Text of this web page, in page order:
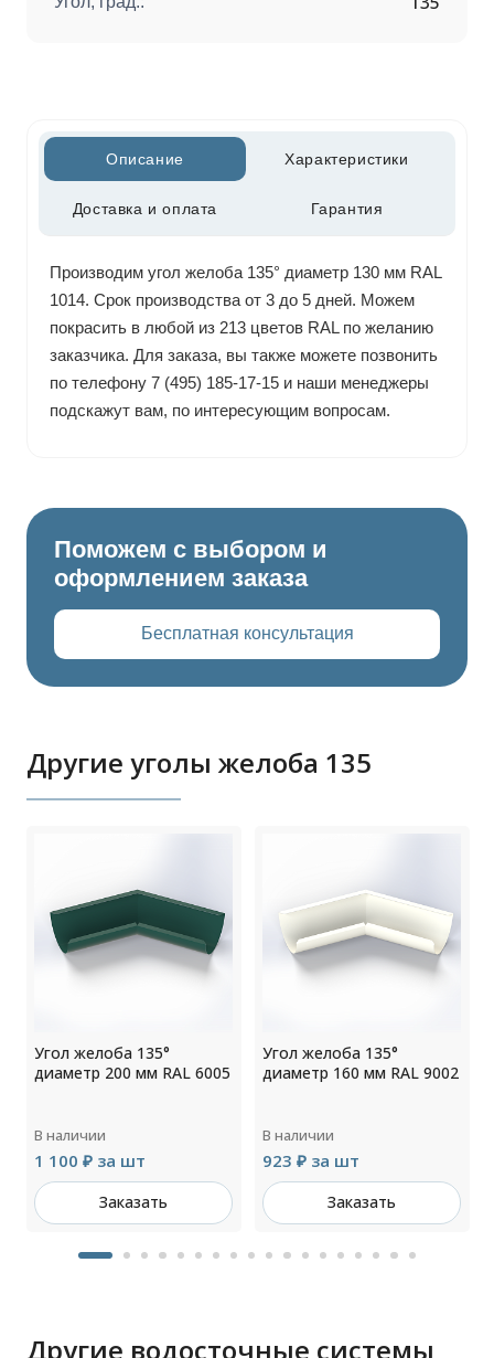
Описание Характеристики
Доставка и оплата Гарантия
Производим угол желоба 135° диаметр 130 мм RAL
1014. Срок производства от 3 до 5 дней. Можем
покрасить в любой из 213 цветов RAL по желанию
заказчика. Для заказа, вы также можете позвонить
по телефону 7 (495) 185-17-15 и наши менеджеры
подскажут вам, по интересующим вопросам.
Поможем с выбором и
оформлением заказа
Бесплатная консультация
Другие уголы желоба 135
Угол желоба 135°
диаметр 200 мм RAL 6005
В наличии
1 100 ₽ за шт
Заказать
Угол желоба 135°
диаметр 160 мм RAL 9002
В наличии
923 ₽ за шт
Заказать
Другие водосточные системы